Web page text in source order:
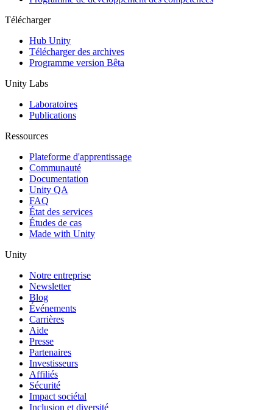
Télécharger
Hub Unity
Télécharger des archives
Programme version Bêta
Unity Labs
Laboratoires
Publications
Ressources
Plateforme d'apprentissage
Communauté
Documentation
Unity QA
FAQ
État des services
Études de cas
Made with Unity
Unity
Notre entreprise
Newsletter
Blog
Événements
Carrières
Aide
Presse
Partenaires
Investisseurs
Affiliés
Sécurité
Impact sociétal
Inclusion et diversité